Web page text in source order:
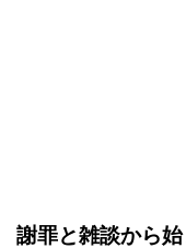
謝罪と雑談から